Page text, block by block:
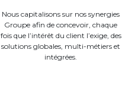
Nous capitalisons sur nos synergies
Groupe afin de concevoir, chaque
fois que l’intérêt du client l’exige, des
solutions globales, multi-métiers et
intégrées.